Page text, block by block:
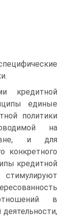
кредитной
единые
политики
на
и для
конкретного
кредитной
в
деятельности,